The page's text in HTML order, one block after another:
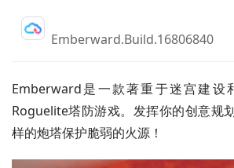
Emberward.Build.16806840
Emberward是一款著重于迷宫建设
Roguelite塔防游戏。发挥你的创意规
样的炮塔保护脆弱的火源！